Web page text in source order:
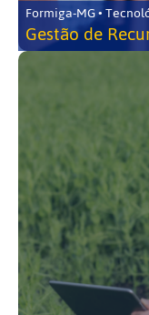
Formiga-MG •
Gestão de